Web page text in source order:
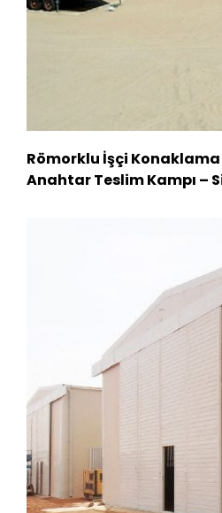
Römorklu İşçi Konaklama
Anahtar Teslim Kampı –